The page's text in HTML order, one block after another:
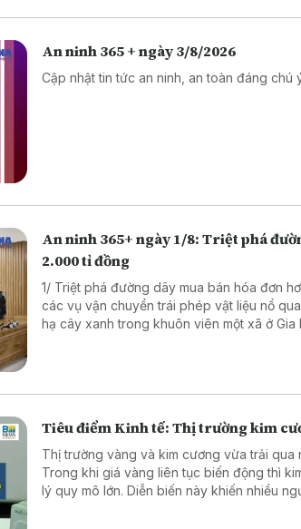
An ninh 365 + ngày 3/8/2026
Cập nhật tin tức an ninh, an toàn đáng
An ninh 365+ ngày 1/8: Triệt phá
2.000 tỉ đồng
1/ Triệt phá đường dây mua bán hóa đơn
các vụ vận chuyển trái phép vật liệu nổ qua biên giới 3/ Xác
hạ cây xanh trong khuôn viên một xã ở Gia Lai 4/ Phạt tù 14 bị cáo trong
Tiêu điểm Kinh tế: Thị trường kim
Thị trường vàng và kim cương vừa trải
Trong khi giá vàng liên tục biến động thì
lý quy mô lớn. Diễn biến này khiến nhiều người đặt ra câu hỏi về pháp lý và lựa